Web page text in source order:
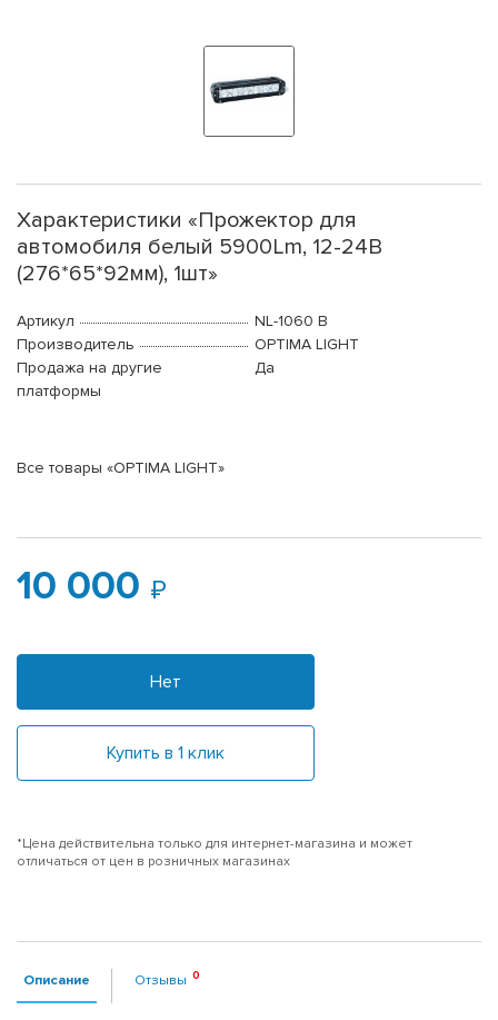
Характеристики «Прожектор для
автомобиля белый 5900Lm, 12-24В
(276*65*92мм), 1шт»
Артикул
NL-1060 B
Производитель
OPTIMA LIGHT
Продажа на другие
платформы
Да
Все товары «OPTIMA LIGHT»
10 000
Нет
Купить в 1 клик
*Цена действительна только для интернет-магазина и может
отличаться от цен в розничных магазинах
Описание Отзывы